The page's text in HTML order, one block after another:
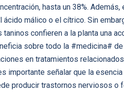
hasta un 38%.
málico o el cítrico. Sin
confieren a la planta una
sobre todo la #medicina#
en tratamientos
señalar que la
producir trastornos nerviosos o